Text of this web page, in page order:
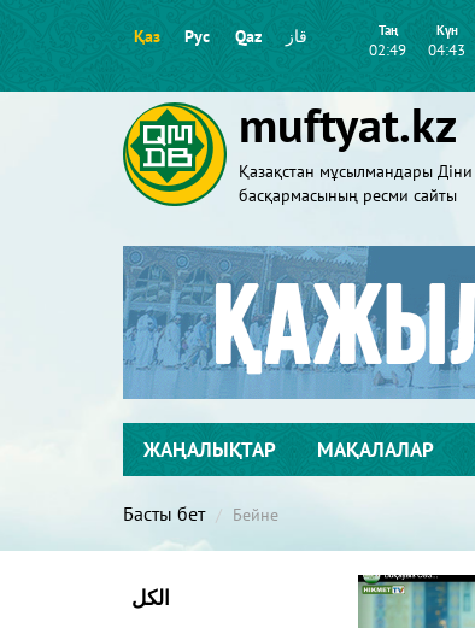
Қаз Рус Qaz قاز Таң
02:49
Күн
04:43
muftyat.kz
Қазақстан мұсылмандары Діни
басқармасының ресми сайты
ЖАҢАЛЫҚТАР МАҚАЛАЛАР
Басты бет Бейне
الكل